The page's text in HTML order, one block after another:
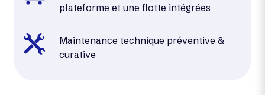
plateforme et une flotte intégrées
Maintenance technique préventive &
curative